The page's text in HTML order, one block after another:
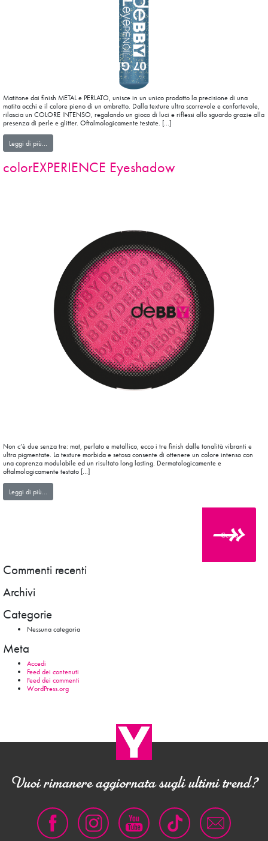
Matitone dai finish METAL e PERLATO, unisce in un unico prodotto la precisione di una
matita occhi e il colore pieno di un ombretto. Dalla texture ultra scorrevole e confortevole,
rilascia un COLORE INTENSO, regalando un gioco di luci e riflessi allo sguardo grazie alla
presenza di perle e glitter. Oftalmologicamente testate. […]
Leggi di più…
colorEXPERIENCE Eyeshadow
Non c’è due senza tre: mat, perlato e metallico, ecco i tre finish dalle tonalità vibranti e
ultra pigmentate. La texture morbida e setosa consente di ottenere un colore intenso con
una coprenza modulabile ed un risultato long lasting. Dermatologicamente e
oftalmologicamente testato […]
Leggi di più…
Cerca
Commenti recenti
Archivi
Categorie
Nessuna categoria
Meta
Accedi
Feed dei contenuti
Feed dei commenti
WordPress.org
Vuoi rimanere aggiornata sugli ultimi trend?